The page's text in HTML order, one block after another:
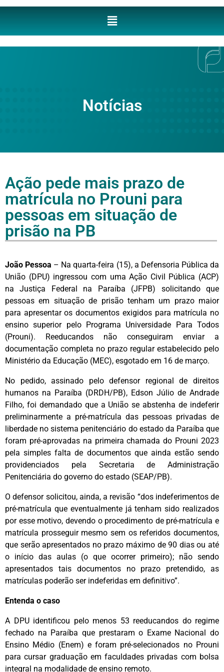
Notícias
Ação pede mais prazo de
matrícula no Prouni para
pessoas em situação de
prisão na PB
João Pessoa – Na quarta-feira (15), a Defensoria Pública da
União (DPU) ingressou com uma Ação Civil Pública (ACP)
na Justiça Federal na Paraíba (JFPB) solicitando que
pessoas em situação de prisão tenham um prazo maior
para apresentar os documentos exigidos para matrícula no
ensino superior pelo Programa Universidade Para Todos
(Prouni). Reeducandos não conseguiram enviar a
documentação completa no prazo regular estabelecido pelo
Ministério da Educação (MEC), esgotado em 16 de março.
No pedido, assinado pelo defensor regional de direitos
humanos na Paraíba (DRDH/PB), Edson Júlio de Andrade
Filho, foi demandado que a União se abstenha de indeferir
preliminarmente a pré-matrícula das pessoas privadas de
liberdade no sistema penitenciário do estado da Paraíba que
foram pré-aprovadas na primeira chamada do Prouni 2023
pela simples falta de documentos que ainda estão sendo
providenciados pela Secretaria de Administração
Penitenciária do governo do estado (SEAP/PB).
O defensor solicitou, ainda, a revisão “dos indeferimentos de
pré-matrícula que eventualmente já tenham sido realizados
por esse motivo, devendo o procedimento de pré-matrícula e
matrícula prosseguir mesmo sem os referidos documentos,
que serão apresentados no prazo máximo de 90 dias ou até
o início das aulas (o que ocorrer primeiro); não sendo
apresentados tais documentos no prazo pretendido, as
matrículas poderão ser indeferidas em definitivo”.
Entenda o caso
A DPU identificou pelo menos 53 reeducandos do regime
fechado na Paraíba que prestaram o Exame Nacional do
Ensino Médio (Enem) e foram pré-selecionados no Prouni
para cursar graduação em faculdades privadas com bolsa
integral na modalidade de ensino remoto.